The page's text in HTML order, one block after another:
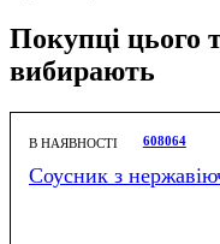
Покупці цього
вибирають
В НАЯВНОСТІ 608064
Соусник з